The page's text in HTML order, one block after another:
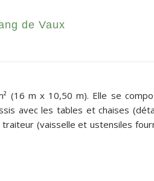
de Vaux
(16 m x 10,50 m). Elle se
avec les tables et chaises
traiteur (vaisselle et ustensiles